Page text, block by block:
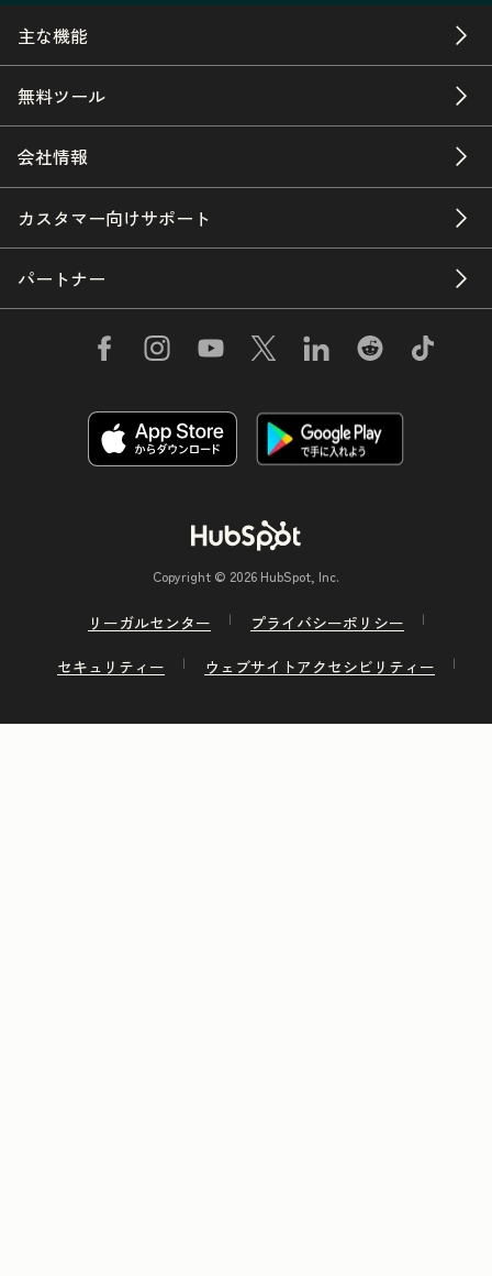
主な機能
無料ツール
会社情報
カスタマー向けサポート
パートナー
Copyright © 2026 HubSpot, Inc.
リーガルセンター
プライバシーポリシー
セキュリティー
ウェブサイトアクセシビリティー